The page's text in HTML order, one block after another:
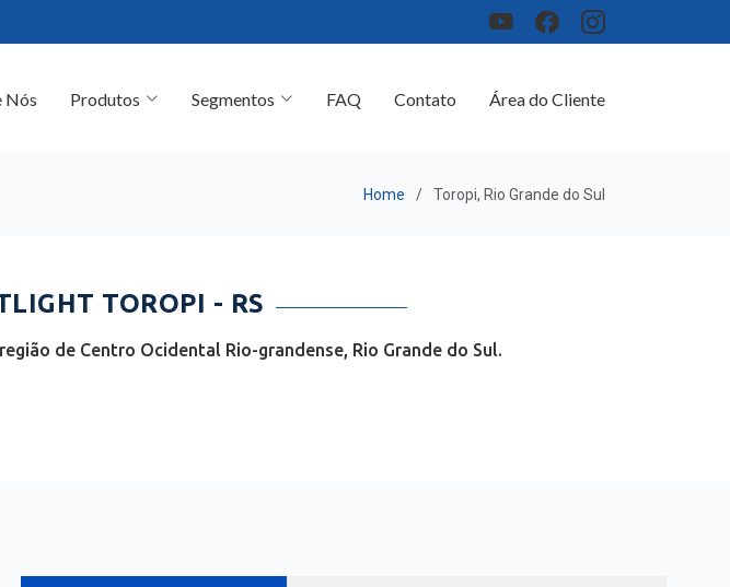
Nós Produtos Segmentos FAQ Contato Área do Cliente
Home Toropi, Rio Grande do Sul
TOROPI - RS
de Centro Ocidental Rio-grandense, Rio Grande do Sul.